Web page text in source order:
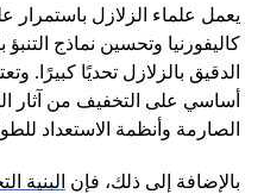
يعمل علماء الزلازل باستمرار
كاليفورنيا وتحسين نماذج التنبؤ
الدقيق بالزلازل تحديًا كبيرًا.
أساسي على التخفيف من آثار
الصارمة وأنظمة الاستعداد
بالإضافة إلى ذلك، فإن البنية